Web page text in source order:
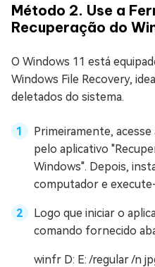
Método 2. Use a
Recuperação do
O Windows 11 está
Windows File Recovery,
deletados do sistema.
Primeiramente,
pelo aplicativo
Windows". Depois,
computador e
Logo que iniciar o
comando fornecido
winfr D: E: /regular /n